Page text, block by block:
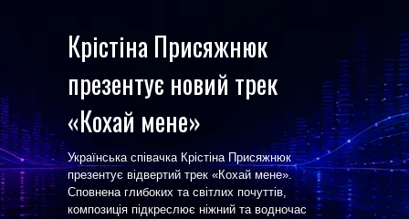
Крістіна Присяжнюк
презентує новий трек
«Кохай мене»
Українська співачка Крістіна Присяжнюк
презентує відвертий трек «Кохай мене».
Сповнена глибоких та світлих почуттів,
композиція підкреслює ніжний та водночас